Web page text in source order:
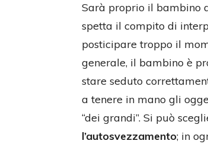
Sarà proprio il bambino
spetta il compito di
posticipare troppo il
generale, il bambino è
stare seduto
a tenere in mano gli
“dei grandi”. Si può
l’autosvezzamento; in